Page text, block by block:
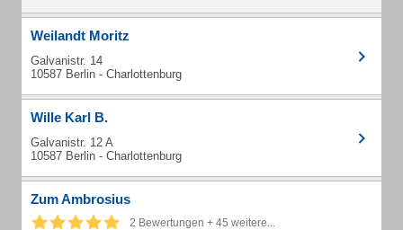
Weilandt Moritz
Galvanistr. 14
10587 Berlin - Charlottenburg
Wille Karl B.
Galvanistr. 12 A
10587 Berlin - Charlottenburg
Zum Ambrosius
2 Bewertungen + 45 weitere...